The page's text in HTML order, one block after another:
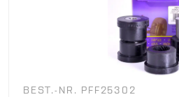
BEST.-NR. PFF25302